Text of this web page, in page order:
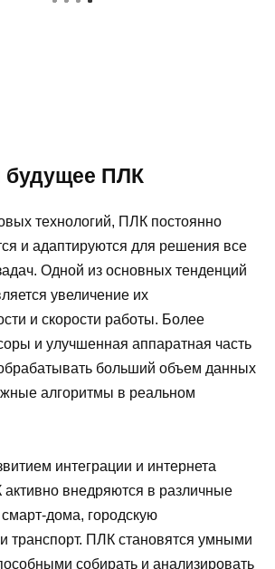
будущее ПЛК
технологий, ПЛК постоянно
и адаптируются для решения все
Одной из основных тенденций
увеличение их
и скорости работы. Более
и улучшенная аппаратная часть
больший объем данных
алгоритмы в реальном
интеграции и интернета
внедряются в различные
дома, городскую
транспорт. ПЛК становятся умными
собирать и анализировать